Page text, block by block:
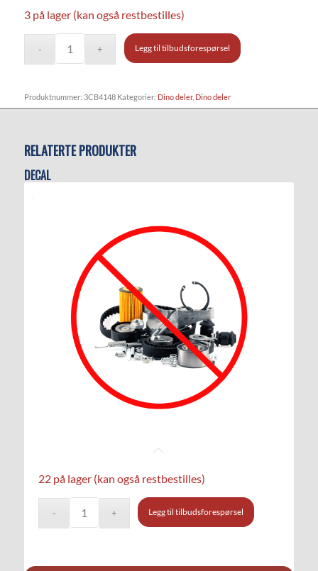
3 på lager (kan også restbestilles)
Legg til tilbudsforespørsel
Produktnummer: 3CB4148 Kategorier: Dino deler, Dino deler
RELATERTE PRODUKTER
DECAL
22 på lager (kan også restbestilles)
Legg til tilbudsforespørsel